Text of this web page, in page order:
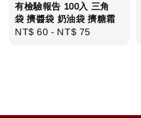
有檢驗報告 100入 三角
袋 擠醬袋 奶油袋 擠糖霜
Regular
NT$ 60 - NT$ 75